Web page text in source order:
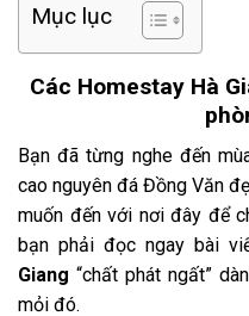
Mục lục
Các Homestay Hà
Bạn đã từng nghe đến
cao nguyên đá Đồng Văn
muốn đến với nơi đây để
bạn phải đọc ngay bài
Giang “chất phát ngất”
mỏi đó.